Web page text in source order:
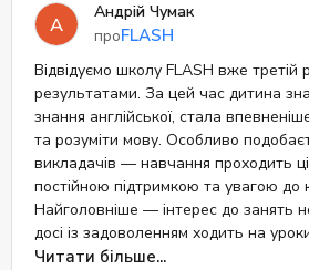
А
Андрій Чумак
проFLASH
Відвідуємо школу FLASH вже третій
результатами. За цей час дитина
знання англійської, стала
та розуміти мову. Особливо
викладачів — навчання проходить
постійною підтримкою та увагою до
Найголовніше — інтерес до занять
досі із задоволенням ходить на
FLASH як якісну та надійну школу
Читати більше...